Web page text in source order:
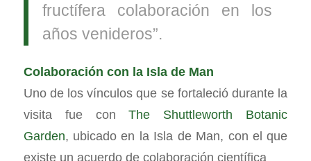
fructífera colaboración en los
años venideros”.
Colaboración con la Isla de Man
Uno de los vínculos que se fortaleció durante la
visita fue conThe Shuttleworth Botanic
Garden, ubicado en la Isla de Man, con el que
existe un acuerdo de colaboración científica